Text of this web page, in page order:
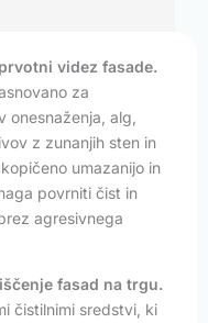
videz fasade.
za
onesnaženja, alg,
z zunanjih sten in
umazanijo in
povrniti čist in
agresivnega
fasad na trgu.
čistilnimi sredstvi, ki